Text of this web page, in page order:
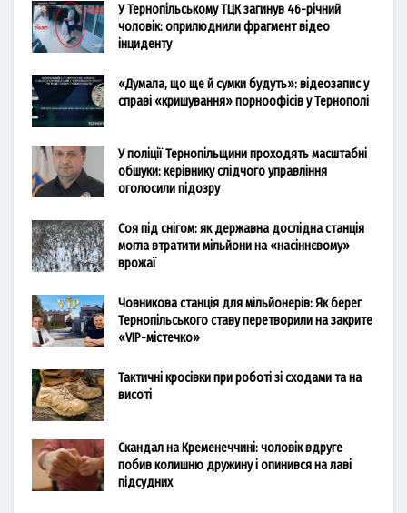
У Тернопільському ТЦК загинув 46-річний
чоловік: оприлюднили фрагмент відео
інциденту
«Думала, що ще й сумки будуть»: відеозапис у
справі «кришування» порноофісів у Тернополі
У поліції Тернопільщини проходять масштабні
обшуки: керівнику слідчого управління
оголосили підозру
Соя під снігом: як державна дослідна станція
могла втратити мільйони на «насіннєвому»
врожаї
Човникова станція для мільйонерів: Як берег
Тернопільського ставу перетворили на закрите
«VIP-містечко»
Тактичні кросівки при роботі зі сходами та на
висоті
Скандал на Кременеччині: чоловік вдруге
побив колишню дружину і опинився на лаві
підсудних